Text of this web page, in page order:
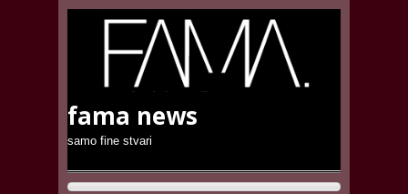
fama news
samo fine stvari